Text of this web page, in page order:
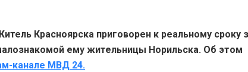
Красноярска приговорен к реальному сроку
ему жительницы Норильска. Об этом
канале МВД 24.